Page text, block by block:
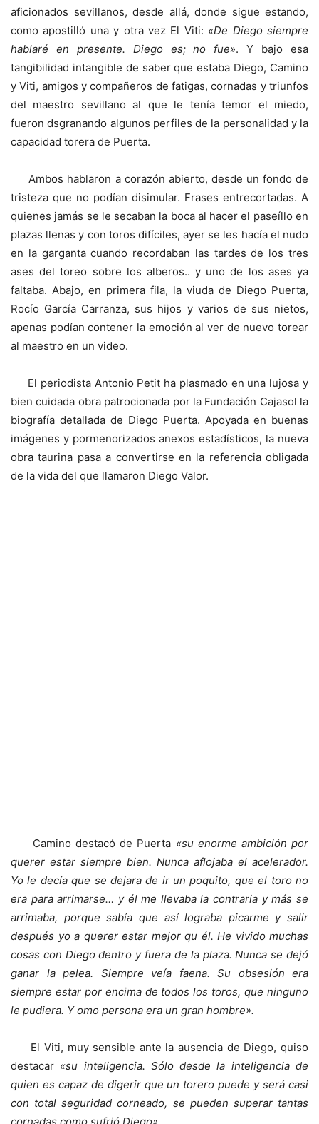
aficionados sevillanos, desde allá, donde sigue estando,
como apostilló una y otra vez El Viti: «De Diego siempre
hablaré en presente. Diego es; no fue». Y bajo esa
tangibilidad intangible de saber que estaba Diego, Camino
y Viti, amigos y compañeros de fatigas, cornadas y triunfos
del maestro sevillano al que le tenía temor el miedo,
fueron dsgranando algunos perfiles de la personalidad y la
capacidad torera de Puerta.
Ambos hablaron a corazón abierto, desde un fondo de
tristeza que no podían disimular. Frases entrecortadas. A
quienes jamás se le secaban la boca al hacer el paseíllo en
plazas llenas y con toros difíciles, ayer se les hacía el nudo
en la garganta cuando recordaban las tardes de los tres
ases del toreo sobre los alberos.. y uno de los ases ya
faltaba. Abajo, en primera fila, la viuda de Diego Puerta,
Rocío García Carranza, sus hijos y varios de sus nietos,
apenas podían contener la emoción al ver de nuevo torear
al maestro en un video.
El periodista Antonio Petit ha plasmado en una lujosa y
bien cuidada obra patrocionada por la Fundación Cajasol la
biografía detallada de Diego Puerta. Apoyada en buenas
imágenes y pormenorizados anexos estadísticos, la nueva
obra taurina pasa a convertirse en la referencia obligada
de la vida del que llamaron Diego Valor.
Camino destacó de Puerta «su enorme ambición por
querer estar siempre bien. Nunca aflojaba el acelerador.
Yo le decía que se dejara de ir un poquito, que el toro no
era para arrimarse… y él me llevaba la contraria y más se
arrimaba, porque sabía que así lograba picarme y salir
después yo a querer estar mejor qu él. He vivido muchas
cosas con Diego dentro y fuera de la plaza. Nunca se dejó
ganar la pelea. Siempre veía faena. Su obsesión era
siempre estar por encima de todos los toros, que ninguno
le pudiera. Y omo persona era un gran hombre».
El Viti, muy sensible ante la ausencia de Diego, quiso
destacar «su inteligencia. Sólo desde la inteligencia de
quien es capaz de digerir que un torero puede y será casi
con total seguridad corneado, se pueden superar tantas